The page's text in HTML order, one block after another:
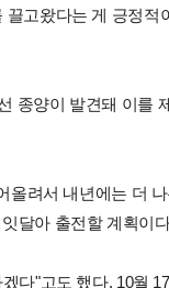
고왔다는 게 긍정적
종양이 발견돼 이를
올려서 내년에는 더
달아 출전할 계획이
다"고도 했다. 10월